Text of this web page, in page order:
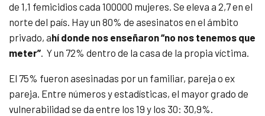
de 1,1 femicidios cada 100000 mujeres. Se eleva a 2,7 en el
norte del país. Hay un 80% de asesinatos en el ámbito
privado, ahí donde nos enseñaron “no nos tenemos que
meter”. Y un 72% dentro de la casa de la propia víctima.
El 75% fueron asesinadas por un familiar, pareja o ex
pareja. Entre números y estadísticas, el mayor grado de
vulnerabilidad se da entre los 19 y los 30: 30,9%.